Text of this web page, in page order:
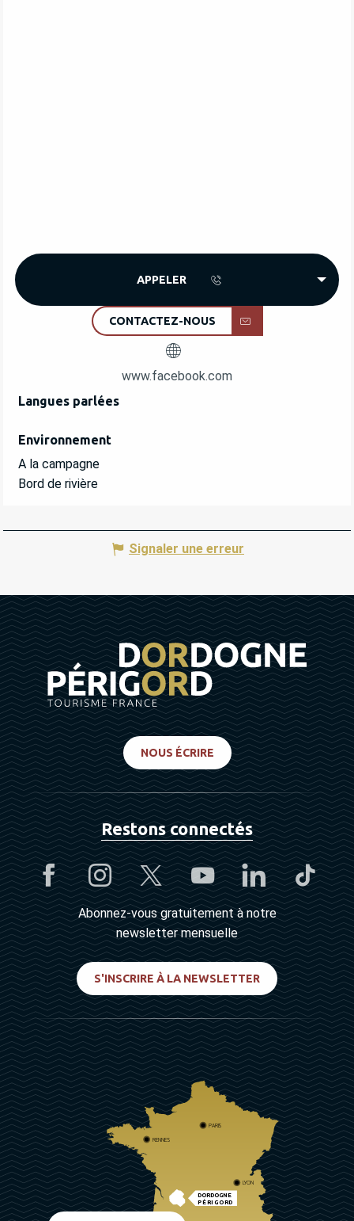
APPELER
CONTACTEZ-NOUS
www.facebook.com
Langues parlées
Langues parlées
Environnement
Environnement
A la campagne
Bord de rivière
Signaler une erreur
NOUS ÉCRIRE
Restons connectés
Abonnez-vous gratuitement à notre
newsletter mensuelle
S'INSCRIRE À LA NEWSLETTER
DORDOGNE
PÉRIGORD
PARIS
RENNES
LYON